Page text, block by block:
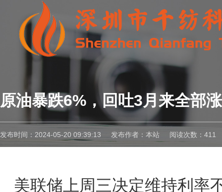
原油暴跌6%，回吐3月来全部
发布时间：2024-05-20 09:39:13 发布作者：本站 阅读次数：411
美联储上周三决定维持利率